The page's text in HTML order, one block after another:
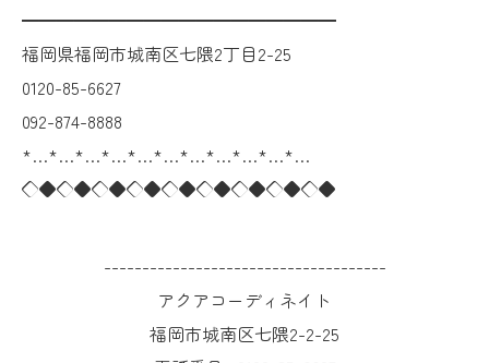
━━━━━━━━━━━━━━━━━━
福岡県福岡市城南区七隈2丁目2-25
0120-85-6627
092-874-8888
*…*…*…*…*…*…*…*…*…*…*…
◇◆◇◆◇◆◇◆◇◆◇◆◇◆◇◆◇◆
-------------------------------------
アクアコーディネイト
福岡市城南区七隈2-2-25